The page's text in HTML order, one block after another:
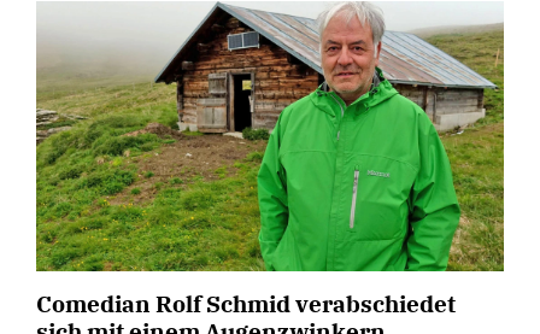
Comedian Rolf Schmid verabschiedet